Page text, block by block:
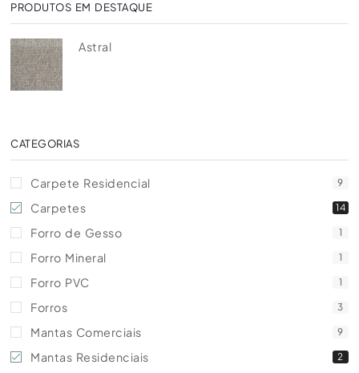
PRODUTOS EM DESTAQUE
Astral
CATEGORIAS
Carpete Residencial 9
Carpetes 14
Forro de Gesso 1
Forro Mineral 1
Forro PVC 1
Forros 3
Mantas Comerciais 9
Mantas Residenciais 2